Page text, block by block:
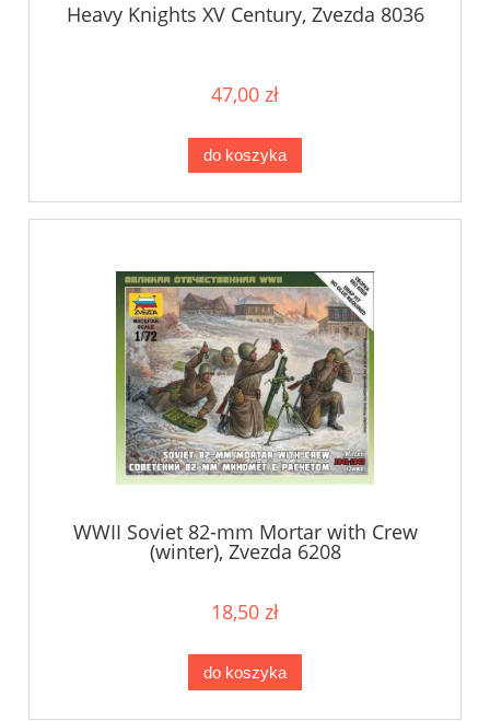
Heavy Knights XV Century, Zvezda 8036
47,00 zł
do koszyka
WWII Soviet 82-mm Mortar with Crew
(winter), Zvezda 6208
18,50 zł
do koszyka